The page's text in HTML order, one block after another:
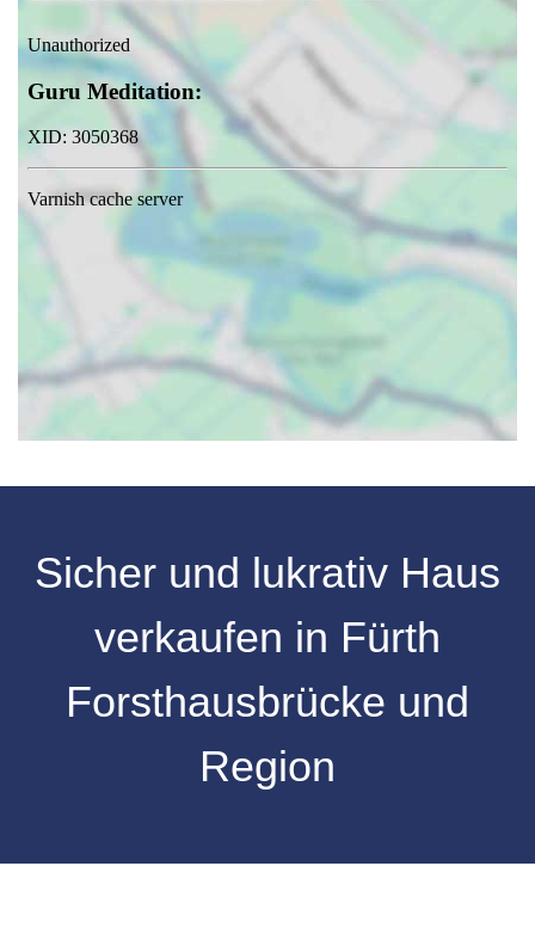
Sicher und lukrativ Haus
verkaufen in Fürth
Forsthausbrücke und
Region